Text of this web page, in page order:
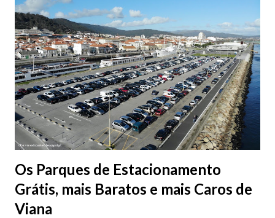
Os Parques de Estacionamento
Grátis, mais Baratos e mais Caros de
Viana